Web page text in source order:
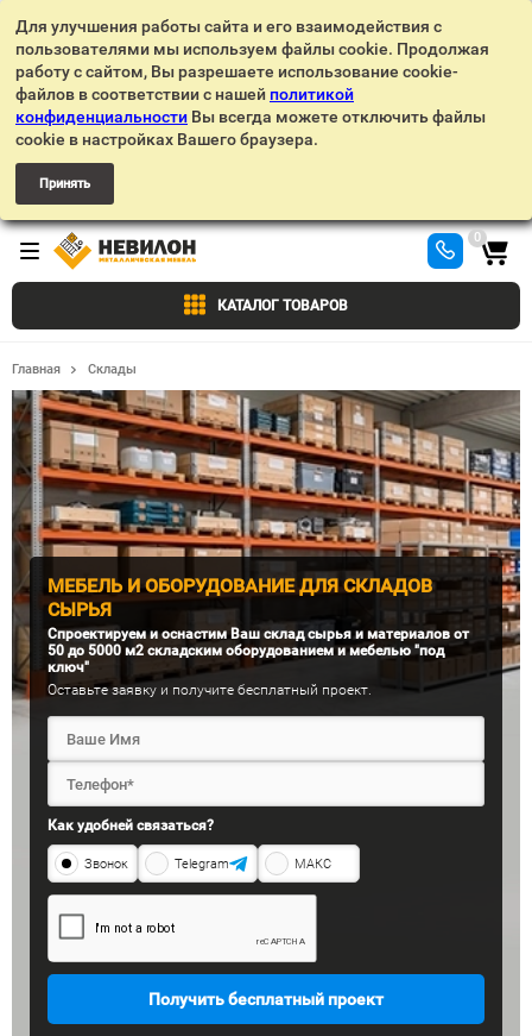
Для улучшения работы сайта и его взаимодействия с
пользователями мы используем файлы cookie. Продолжая
работу с сайтом, Вы разрешаете использование cookie-
файлов в соответствии с нашей политикой
конфиденциальности Вы всегда можете отключить файлы
cookie в настройках Вашего браузера.
Принять
КАТАЛОГ ТОВАРОВ
0
Главная Склады
МЕБЕЛЬ И ОБОРУДОВАНИЕ ДЛЯ СКЛАДОВ
СЫРЬЯ
Спроектируем и оснастим Ваш склад сырья и материалов от
50 до 5000 м2 складским оборудованием и мебелью "под
ключ"
Оставьте заявку и получите бесплатный проект.
Как удобней связаться?
Звонок Telegram МАКС
Получить бесплатный проект